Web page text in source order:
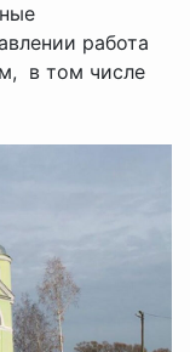
работа
в том числе